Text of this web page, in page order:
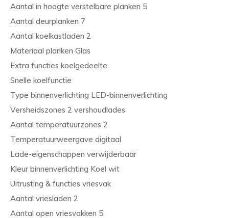
Aantal in hoogte verstelbare planken 5
Aantal deurplanken 7
Aantal koelkastladen 2
Materiaal planken Glas
Extra functies koelgedeelte
Snelle koelfunctie
Type binnenverlichting LED-binnenverlichting
Versheidszones 2 vershoudlades
Aantal temperatuurzones 2
Temperatuurweergave digitaal
Lade-eigenschappen verwijderbaar
Kleur binnenverlichting Koel wit
Uitrusting & functies vriesvak
Aantal vriesladen 2
Aantal open vriesvakken 5